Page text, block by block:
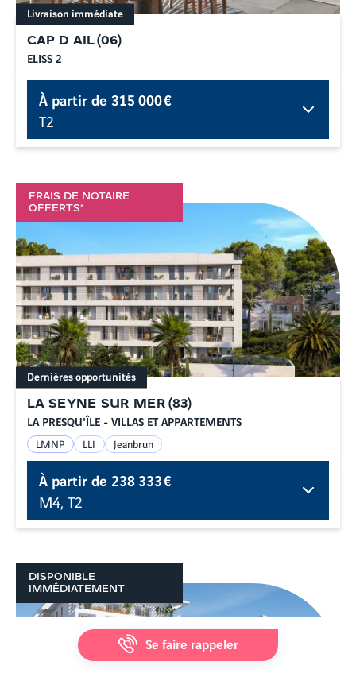
© Alentoor © OpenStreetMap
CAP D AIL(06)
ELISS 2
Livraison immédiate
À partir de315 000 €
T2
FRAIS DE NOTAIRE
OFFERTS*
LA SEYNE SUR MER (83)
LA PRESQU'ÎLE - VILLAS ET APPARTEMENTS
Dernières opportunités
LMNP LLI Jeanbrun
À partir de238 333 €
M4, T2
DISPONIBLE
IMMÉDIATEMENT
Se faire rappeler